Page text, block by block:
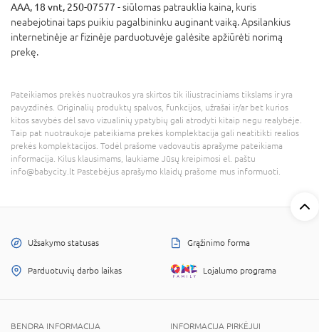
AAA, 18 vnt, 250-07577 - siūlomas patrauklia kaina, kuris
neabejotinai taps puikiu pagalbininku auginant vaiką. Apsilankius
internetinėje ar fizinėje parduotuvėje galėsite apžiūrėti norimą
prekę.
Pateikiamos prekės nuotraukos yra skirtos tik iliustraciniams tikslams ir yra
pavyzdinės. Originalių produktų spalvos, funkcijos, užrašai ir/ar bet kurios
kitos savybės dėl savo vizualinių ypatybių gali atrodyti kitaip negu realybėje.
Taip pat nuotraukoje pateikiama prekės komplektacija gali neatitikti realios
prekės komplektacijos. Todėl prašome vadovautis aprašyme pateikiama
informacija. Kilus klausimams, laukiame Jūsų kreipimosi el. paštu
info@babycity.lt Pastebėjus aprašymo klaidų prašome mus informuoti.
Užsakymo statusas Grąžinimo forma
Parduotuvių darbo laikas Lojalumo programa
BENDRA INFORMACIJA
INFORMACIJA PIRKĖJUI